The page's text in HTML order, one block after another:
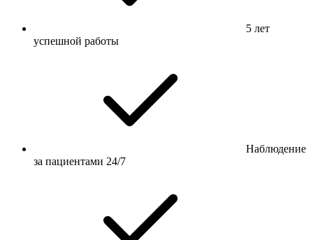
5 лет
успешной работы
Наблюдение
за пациентами 24/7